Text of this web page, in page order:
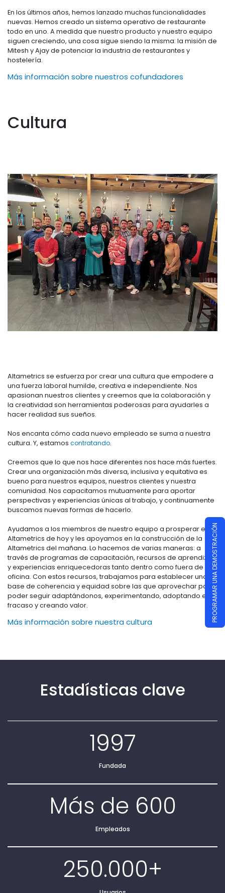
En los últimos años, hemos lanzado muchas funcionalidades
nuevas. Hemos creado un sistema operativo de restaurante
todo en uno. A medida que nuestro producto y nuestro equipo
siguen creciendo, una cosa sigue siendo la misma: la misión de
Mitesh y Ajay de potenciar la industria de restaurantes y
hostelería.
Más información sobre nuestros cofundadores
Cultura
Altametrics se esfuerza por crear una cultura que empodere a
una fuerza laboral humilde, creativa e independiente. Nos
apasionan nuestros clientes y creemos que la colaboración y
la creatividad son herramientas poderosas para ayudarles a
hacer realidad sus sueños.
Nos encanta cómo cada nuevo empleado se suma a nuestra
cultura. Y, estamos contratando.
Creemos que lo que nos hace diferentes nos hace más fuertes.
Crear una organización más diversa, inclusiva y equitativa es
bueno para nuestros equipos, nuestros clientes y nuestra
comunidad. Nos capacitamos mutuamente para aportar
perspectivas y experiencias únicas al trabajo, y continuamente
buscamos nuevas formas de hacerlo.
Ayudamos a los miembros de nuestro equipo a prosperar en la
Altametrics de hoy y les apoyamos en la construcción de la
Altametrics del mañana. Lo hacemos de varias maneras: a
través de programas de capacitación, recursos de aprendizaje
y experiencias enriquecedoras tanto dentro como fuera de la
oficina. Con estos recursos, trabajamos para establecer una
base de coherencia y equidad sobre las que aprovechar para
poder seguir adaptándonos, experimentando, adoptando el
fracaso y creando valor.
Más información sobre nuestra cultura
Estadísticas clave
1997
Fundada
Más de 600
Empleados
250.000+
PROGRAMAR UNA DEMOSTRACIÓN